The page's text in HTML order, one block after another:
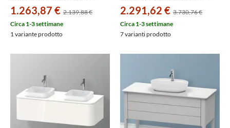
taglio per lavabo, colore bianco
finitura lucido
DE4968010220000
1.263,87 € 2.139,88 €
Circa 1-3 settimane
1 variante prodotto
colore bianco finitura lucido
HP497102222
2.291,62 € 3.730,76 €
Circa 1-3 settimane
7 varianti prodotto